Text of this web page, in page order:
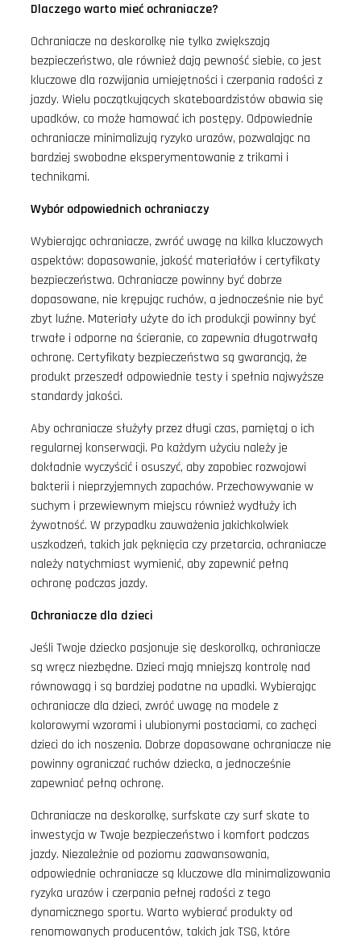
Dlaczego warto mieć ochraniacze?
Ochraniacze na deskorolkę nie tylko zwiększają
bezpieczeństwo, ale również dają pewność siebie, co jest
kluczowe dla rozwijania umiejętności i czerpania radości z
jazdy. Wielu początkujących skateboardzistów obawia się
upadków, co może hamować ich postępy. Odpowiednie
ochraniacze minimalizują ryzyko urazów, pozwalając na
bardziej swobodne eksperymentowanie z trikami i
technikami.
Wybór odpowiednich ochraniaczy
Wybierając ochraniacze, zwróć uwagę na kilka kluczowych
aspektów: dopasowanie, jakość materiałów i certyfikaty
bezpieczeństwa. Ochraniacze powinny być dobrze
dopasowane, nie krępując ruchów, a jednocześnie nie być
zbyt luźne. Materiały użyte do ich produkcji powinny być
trwałe i odporne na ścieranie, co zapewnia długotrwałą
ochronę. Certyfikaty bezpieczeństwa są gwarancją, że
produkt przeszedł odpowiednie testy i spełnia najwyższe
standardy jakości.
Aby ochraniacze służyły przez długi czas, pamiętaj o ich
regularnej konserwacji. Po każdym użyciu należy je
dokładnie wyczyścić i osuszyć, aby zapobiec rozwojowi
bakterii i nieprzyjemnych zapachów. Przechowywanie w
suchym i przewiewnym miejscu również wydłuży ich
żywotność. W przypadku zauważenia jakichkolwiek
uszkodzeń, takich jak pęknięcia czy przetarcia, ochraniacze
należy natychmiast wymienić, aby zapewnić pełną
ochronę podczas jazdy.
Ochraniacze dla dzieci
Jeśli Twoje dziecko pasjonuje się deskorolką, ochraniacze
są wręcz niezbędne. Dzieci mają mniejszą kontrolę nad
równowagą i są bardziej podatne na upadki. Wybierając
ochraniacze dla dzieci, zwróć uwagę na modele z
kolorowymi wzorami i ulubionymi postaciami, co zachęci
dzieci do ich noszenia. Dobrze dopasowane ochraniacze nie
powinny ograniczać ruchów dziecka, a jednocześnie
zapewniać pełną ochronę.
Ochraniacze na deskorolkę, surfskate czy surf skate to
inwestycja w Twoje bezpieczeństwo i komfort podczas
jazdy. Niezależnie od poziomu zaawansowania,
odpowiednie ochraniacze są kluczowe dla minimalizowania
ryzyka urazów i czerpania pełnej radości z tego
dynamicznego sportu. Warto wybierać produkty od
renomowanych producentów, takich jak TSG, które